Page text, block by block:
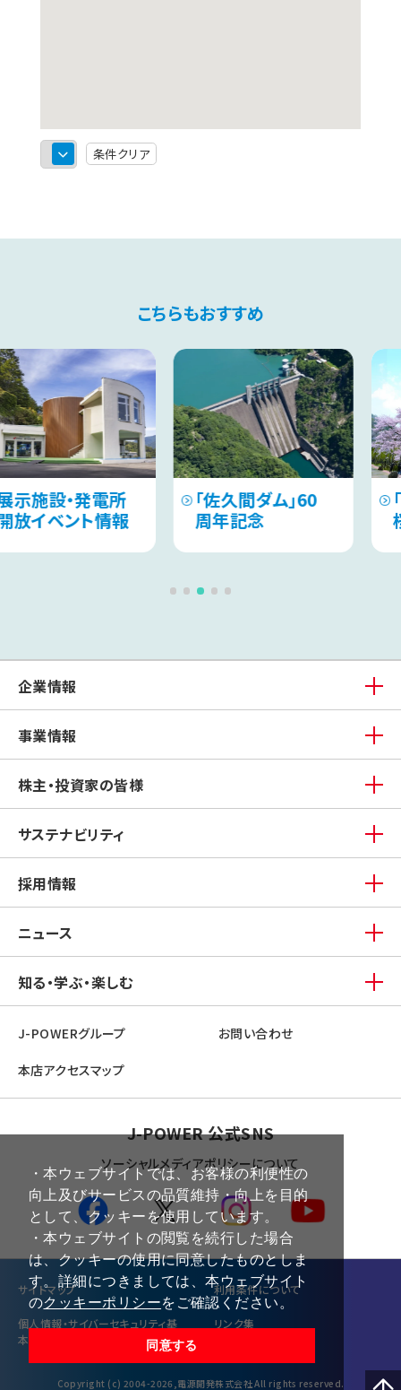
・本ウェブサイトでは、お客様の利便性の
向上及びサービスの品質維持・向上を目的
として、クッキーを使用しています。
・本ウェブサイトの閲覧を続行した場合
は、クッキーの使用に同意したものとしま
す。詳細につきましては、本ウェブサイト
のクッキーポリシーをご確認ください。
同意する
条件クリア
こちらもおすすめ
発電所
ト情報
「佐久間ダム」60
周年記念
「御母
桜紹介
企業情報
事業情報
株主・投資家の皆様
サステナビリティ
採用情報
ニュース
知る・学ぶ・楽しむ
J-POWERグループ お問い合わせ
本店アクセスマップ
J-POWER 公式SNS
ソーシャルメディアポリシーについて
サイトマップ 利⽤条件について
個⼈情報・サイバーセキュリティ基
本方針
リンク集
Copyright (c) 2004-2026,電源開発株式会社 All rights reserved.